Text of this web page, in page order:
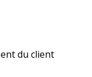
du client